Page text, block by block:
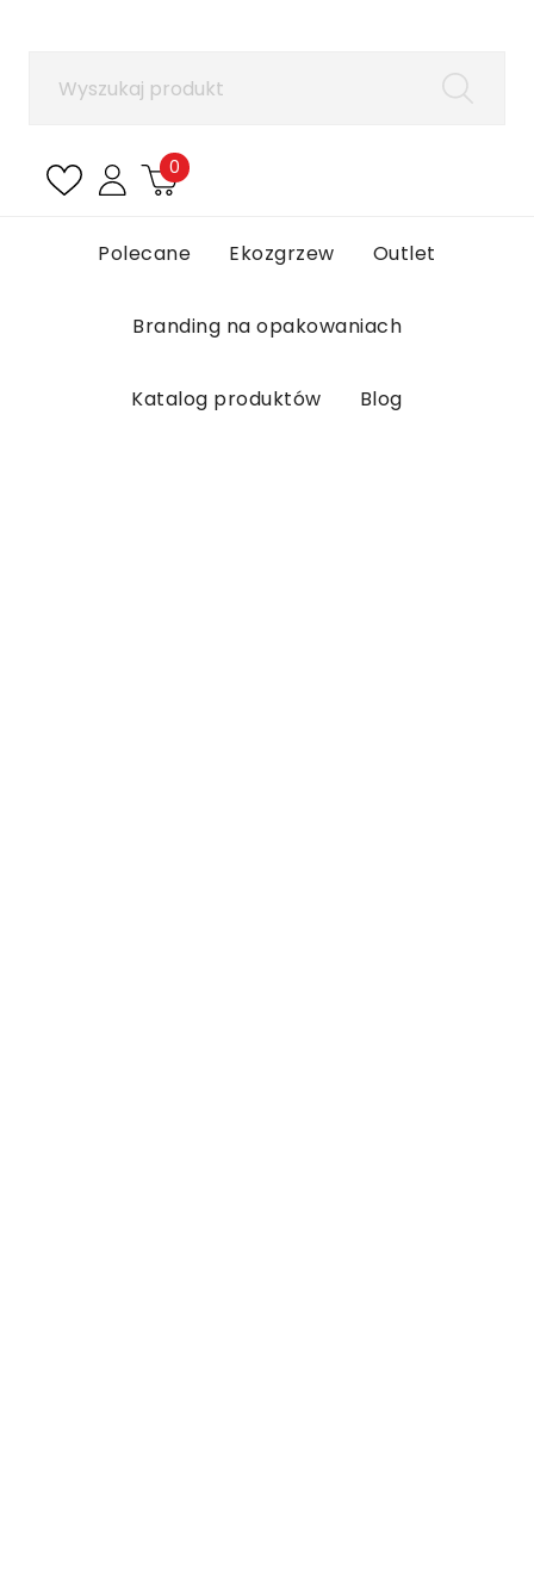
0
Polecane Ekozgrzew Outlet
Branding na opakowaniach
Katalog produktów Blog
Aby zapisać produkty na liście ulubionych, musisz
Anuluj Zaloguj się